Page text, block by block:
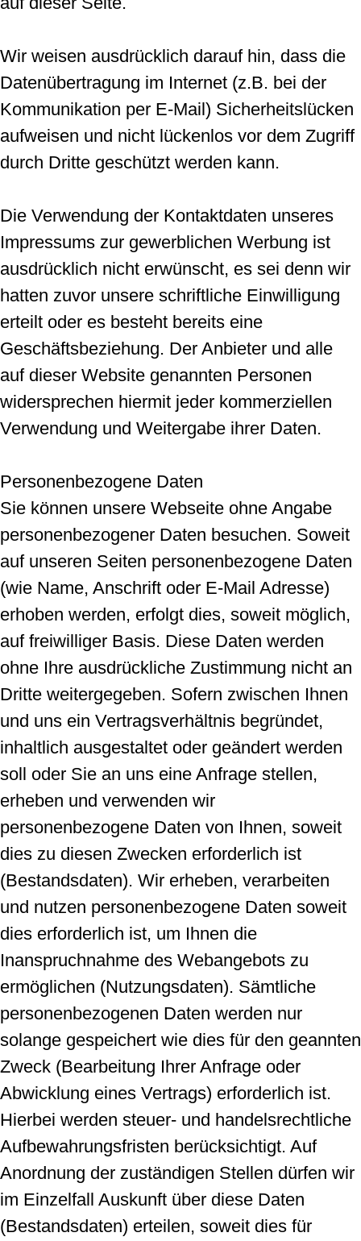
Wir weisen ausdrücklich darauf hin, dass die
Datenübertragung im Internet (z.B. bei der
Kommunikation per E-Mail) Sicherheitslücken
aufweisen und nicht lückenlos vor dem Zugriff
durch Dritte geschützt werden kann.
Die Verwendung der Kontaktdaten unseres
Impressums zur gewerblichen Werbung ist
ausdrücklich nicht erwünscht, es sei denn wir
hatten zuvor unsere schriftliche Einwilligung
erteilt oder es besteht bereits eine
Geschäftsbeziehung. Der Anbieter und alle
auf dieser Website genannten Personen
widersprechen hiermit jeder kommerziellen
Verwendung und Weitergabe ihrer Daten.
Personenbezogene Daten
Sie können unsere Webseite ohne Angabe
personenbezogener Daten besuchen. Soweit
auf unseren Seiten personenbezogene Daten
(wie Name, Anschrift oder E-Mail Adresse)
erhoben werden, erfolgt dies, soweit möglich,
auf freiwilliger Basis. Diese Daten werden
ohne Ihre ausdrückliche Zustimmung nicht an
Dritte weitergegeben. Sofern zwischen Ihnen
und uns ein Vertragsverhältnis begründet,
inhaltlich ausgestaltet oder geändert werden
soll oder Sie an uns eine Anfrage stellen,
erheben und verwenden wir
personenbezogene Daten von Ihnen, soweit
dies zu diesen Zwecken erforderlich ist
(Bestandsdaten). Wir erheben, verarbeiten
und nutzen personenbezogene Daten soweit
dies erforderlich ist, um Ihnen die
Inanspruchnahme des Webangebots zu
ermöglichen (Nutzungsdaten). Sämtliche
personenbezogenen Daten werden nur
solange gespeichert wie dies für den geannten
Zweck (Bearbeitung Ihrer Anfrage oder
Abwicklung eines Vertrags) erforderlich ist.
Hierbei werden steuer- und handelsrechtliche
Aufbewahrungsfristen berücksichtigt. Auf
Anordnung der zuständigen Stellen dürfen wir
im Einzelfall Auskunft über diese Daten
(Bestandsdaten) erteilen, soweit dies für